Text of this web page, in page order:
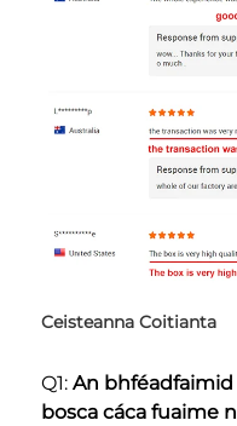
Ceisteanna Coitianta
Q1: An bhféadfaimid
bosca cáca fuaime